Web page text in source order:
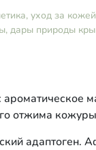
уход за
дары природы
отжима
адаптоген.